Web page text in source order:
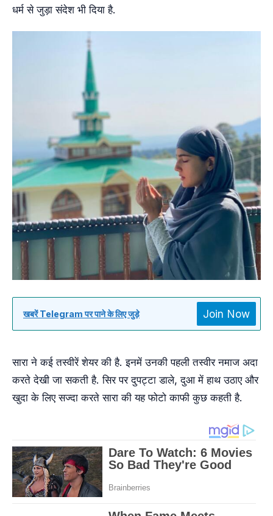
धर्म से जुड़ा संदेश भी दिया है.
खबरें Telegram पर पाने के लिए जुड़े Join Now
सारा ने कई तस्वीरें शेयर की है. इनमें उनकी पहली तस्वीर नमाज अदा
करते देखी जा सकती है. सिर पर दुपट्टा डाले, दुआ में हाथ उठाए और
खुदा के लिए सज्दा करते सारा की यह फोटो काफी कुछ कहती है.